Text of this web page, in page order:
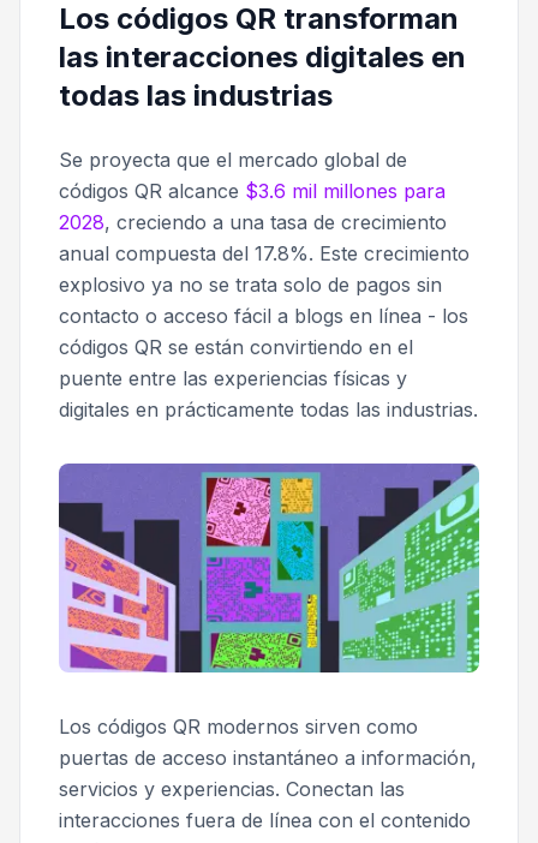
Los códigos QR transforman
las interacciones digitales en
todas las industrias
Se proyecta que el mercado global de
códigos QR alcance $3.6 mil millones para
2028, creciendo a una tasa de crecimiento
anual compuesta del 17.8%. Este crecimiento
explosivo ya no se trata solo de pagos sin
contacto o acceso fácil a blogs en línea - los
códigos QR se están convirtiendo en el
puente entre las experiencias físicas y
digitales en prácticamente todas las industrias.
Los códigos QR modernos sirven como
puertas de acceso instantáneo a información,
servicios y experiencias. Conectan las
interacciones fuera de línea con el contenido